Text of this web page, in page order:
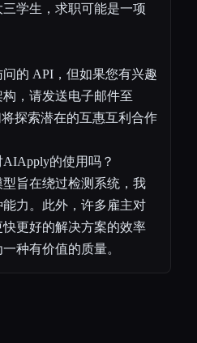
学生，求职可能是一项
的 API，但如果您有兴趣
，请发送电子邮件至
将探索潜在的互惠互利合作
的使用吗？
旨在绕过检测系统，我
力。此外，许多雇主对
更好的解决方案的效率
种有价值的质量。